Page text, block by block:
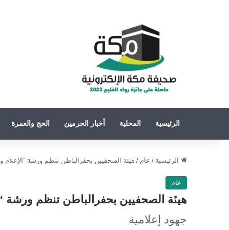
الرئيسية المحلية أخبار الحرمين الحج والعمرة
الرئيسية / عام / هيئة الصحفيين بحفرالباطن تنظم ورشة “الإعلام
عام
هيئة الصحفيين بحفرالباطن تنظم ورشة
جهود إعلامية